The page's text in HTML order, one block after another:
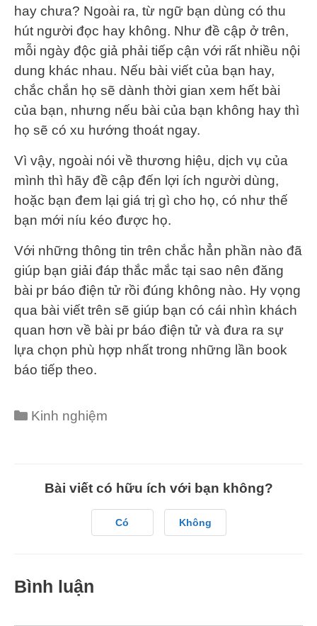
hay chưa? Ngoài ra, từ ngữ bạn dùng có thu
hút người đọc hay không. Như đề cập ở trên,
mỗi ngày độc giả phải tiếp cận với rất nhiều nội
dung khác nhau. Nếu bài viết của bạn hay,
chắc chắn họ sẽ dành thời gian xem hết bài
của bạn, nhưng nếu bài của bạn không hay thì
họ sẽ có xu hướng thoát ngay.
Vì vậy, ngoài nói về thương hiệu, dịch vụ của
mình thì hãy đề cập đến lợi ích người dùng,
hoặc bạn đem lại giá trị gì cho họ, có như thế
bạn mới níu kéo được họ.
Với những thông tin trên chắc hẳn phần nào đã
giúp bạn giải đáp thắc mắc tại sao nên đăng
bài pr báo điện tử rồi đúng không nào. Hy vọng
qua bài viết trên sẽ giúp bạn có cái nhìn khách
quan hơn về bài pr báo điện tử và đưa ra sự
lựa chọn phù hợp nhất trong những lần book
báo tiếp theo.
Categories
Kinh nghiệm
Bài viết có hữu ích với bạn không?
Có Không
Bình luận